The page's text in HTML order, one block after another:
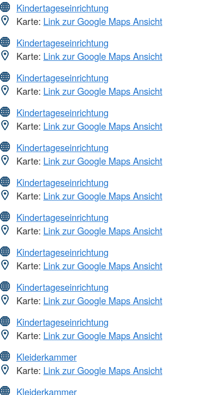
Kindertageseinrichtung
Karte: Link zur Google Maps Ansicht
Kindertageseinrichtung
Karte: Link zur Google Maps Ansicht
Kindertageseinrichtung
Karte: Link zur Google Maps Ansicht
Kindertageseinrichtung
Karte: Link zur Google Maps Ansicht
Kindertageseinrichtung
Karte: Link zur Google Maps Ansicht
Kindertageseinrichtung
Karte: Link zur Google Maps Ansicht
Kindertageseinrichtung
Karte: Link zur Google Maps Ansicht
Kindertageseinrichtung
Karte: Link zur Google Maps Ansicht
Kindertageseinrichtung
Karte: Link zur Google Maps Ansicht
Kindertageseinrichtung
Karte: Link zur Google Maps Ansicht
Kleiderkammer
Karte: Link zur Google Maps Ansicht
Kleiderkammer